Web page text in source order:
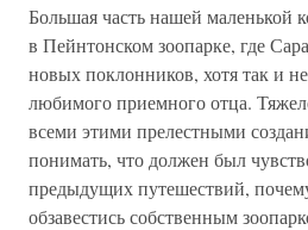
Большая часть нашей маленькой
в Пейнтонском зоопарке, где
новых поклонников, хотя так и
любимого приемного отца.
всеми этими прелестными
понимать, что должен был
предыдущих путешествий,
обзавестись собственным